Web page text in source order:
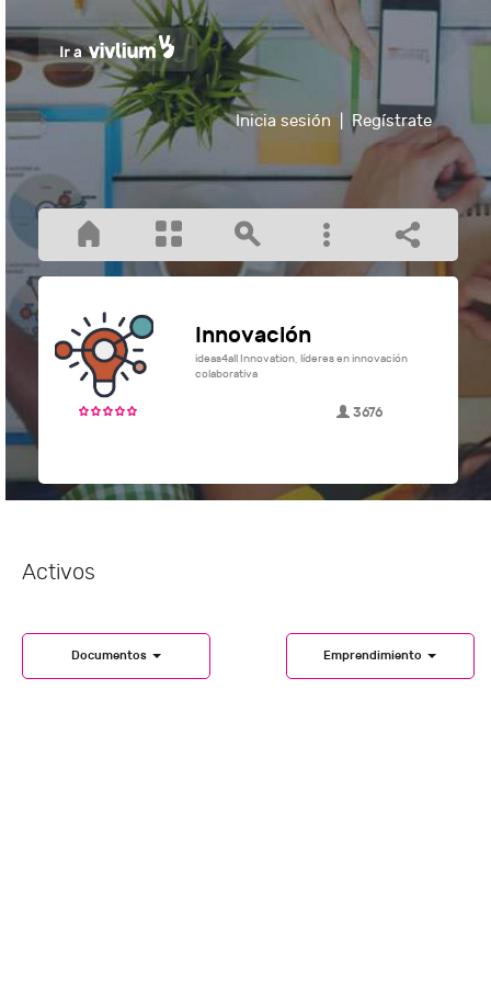
Inicia sesión Regístrate
Innovación
ideas4all Innovation, líderes en innovación
colaborativa
3676
Activos
Documentos Emprendimiento